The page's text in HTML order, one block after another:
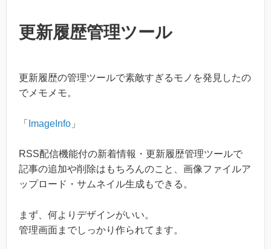
更新履歴管理ツール
更新履歴の管理ツールで素敵すぎるモノを発見したの
でメモメモ。
「 ImageInfo 」
RSS配信機能付の新着情報・更新履歴管理ツールで
記事の追加や削除はもちろんのこと、画像ファイルア
ップロード・サムネイル生成もできる。
まず、何よりデザインがいい。
管理画面までしっかり作られてます。